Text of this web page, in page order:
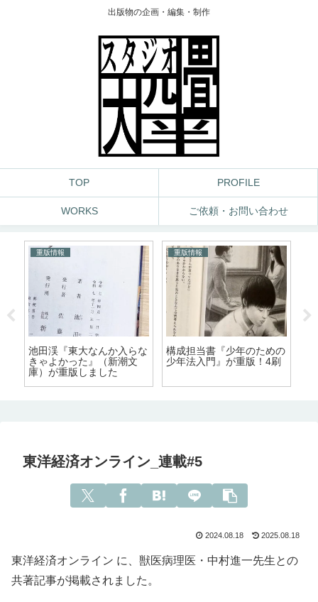
出版物の企画・編集・制作
TOP PROFILE
WORKS ご依頼・お問い合わせ
重版情報
池田渓『東大なんか入らな
きゃよかった』（新潮文
庫）が重版しました
重版情報
構成担当書『少年のための
少年法入門』が重版！4刷
東洋経済オンライン_連載#5
2024.08.18 2025.08.18
東洋経済オンライン に、獣医病理医・中村進一先生との
共著記事が掲載されました。